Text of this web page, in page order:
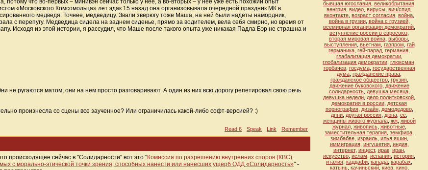
что во-первых – минивэн сейчас только у нее, а во-вторых – у нее уже есть похожий опыт
«Московского Комсомольца» лет эдак 15 назад она организовывала очередной праздник МК в
медведя. Точнее, медведицу. Звали зверюгу тоже Маша, на ней были надеты намордник,
с перепугу. Медведица сидела на заднем сиденье, прямо за водителем, вела себя смирно, но время от
Исходя из этой истории, я рассудил, что Маше после такого опыта уже никакая Падла Бэр не страшна и
не ругаются матом, они на нем просто разговаривают. А один из них всю дорогу репетировал свою речь
произнесла со сцены все заученное? Или ограничилась какой-либо софт-версией? :)
Read 6 Speak Link Remember
происходящее сейчас в "Солидарности" вот это "Комиссия по разрешению внутренних споров (КВС)
с морально-этической точки зрения, способных нанести или нанесших ущерб ОДД «Солидарность»" -
бывшая югославия, великобритания,
венгрия видео вирусы вич/спид
вконтакте возраст согласия война
война в грузии, война с грузией,
всемирная организация демократий
вступление россии в евросоюз
вторая мировая война выборы
выступления, вьетнам газпром гай
германика гей-парад германия
глабализация демократии,
глобализация демократии глюксман
горбачев, госдума, государственная
дума гражданские права
гражданское общество, грузия,
движение буковского, движение
солидарность, девушка месяца,
девушка недели дело политковской
демократия в россии детская
порнография, дизайн, домодедово,
дпни другая россия дюна ес
женщины живого журнала, жж, живой
журнал, живопись, животные,
заместительная терапия земфира
зимбабве, израиль, илья яшин,
иммиграция, ингушетия, индия,
интернет, инцест, ирак, иран,
искусство ислам испания история
италия каддафи канада карабах
катынь, качиньский, киев, кино,